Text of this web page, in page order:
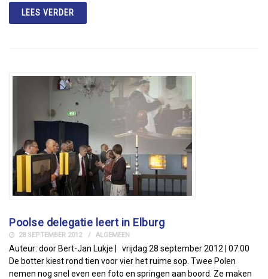
LEES VERDER
Poolse delegatie leert in Elburg
28 SEPTEMBER 2012 ALGEMEEN
Auteur: door Bert-Jan Lukje | vrijdag 28 september 2012 | 07:00
De botter kiest rond tien voor vier het ruime sop. Twee Polen
nemen nog snel even een foto en springen aan boord. Ze maken